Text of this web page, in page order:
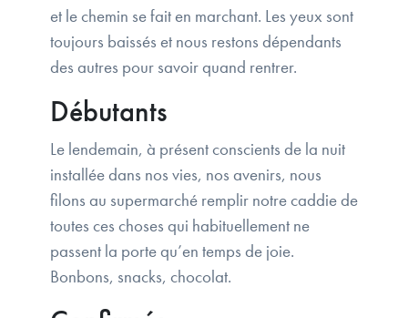
et le chemin se fait en marchant. Les yeux sont
toujours baissés et nous restons dépendants
des autres pour savoir quand rentrer.
Débutants
Le lendemain, à présent conscients de la nuit
installée dans nos vies, nos avenirs, nous
filons au supermarché remplir notre caddie de
toutes ces choses qui habituellement ne
passent la porte qu’en temps de joie.
Bonbons, snacks, chocolat.